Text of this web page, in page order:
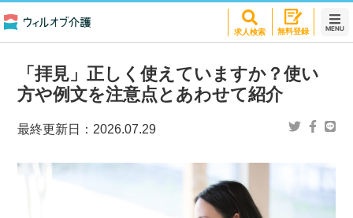
求人検索 無料登録 MENU
「拝見」正しく使えていますか？使い
方や例文を注意点とあわせて紹介
最終更新日： 2026.07.29